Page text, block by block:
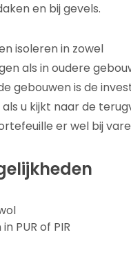
en bij gevels.
isoleren in zowel
als in oudere
gebouwen is de
u kijkt naar de
er wel bij
PUR of PIR